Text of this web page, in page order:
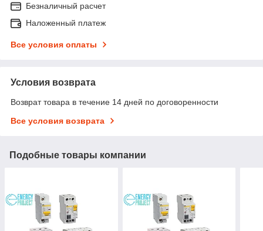
Безналичный расчет
Наложенный платеж
Все условия оплаты
Условия возврата
Возврат товара в течение 14 дней по договоренности
Все условия возврата
Подобные товары компании